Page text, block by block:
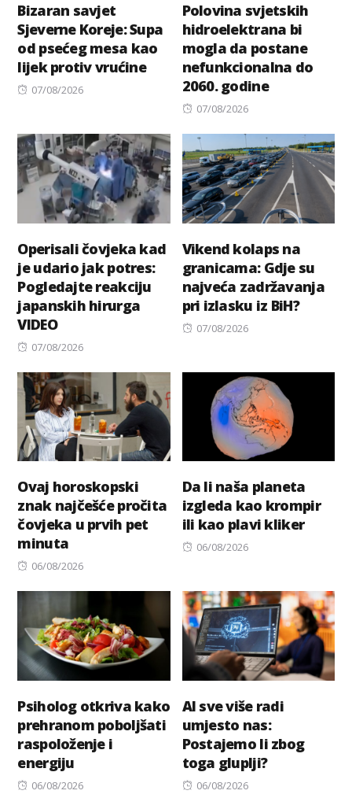
Bizaran savjet
Sjeverne Koreje: Supa
od psećeg mesa kao
lijek protiv vrućine
Posted
07/08/2026
Polovina svjetskih
hidroelektrana bi
mogla da postane
nefunkcionalna do
2060. godine
Posted
07/08/2026
Operisali čovjeka kad
je udario jak potres:
Pogledajte reakciju
japanskih hirurga
VIDEO
Posted
07/08/2026
Vikend kolaps na
granicama: Gdje su
najveća zadržavanja
pri izlasku iz BiH?
Posted
07/08/2026
Ovaj horoskopski
znak najčešće pročita
čovjeka u prvih pet
minuta
Posted
06/08/2026
Da li naša planeta
izgleda kao krompir
ili kao plavi kliker
Posted
06/08/2026
Psiholog otkriva kako
prehranom poboljšati
raspoloženje i
energiju
Posted
06/08/2026
AI sve više radi
umjesto nas:
Postajemo li zbog
toga gluplji?
Posted
06/08/2026